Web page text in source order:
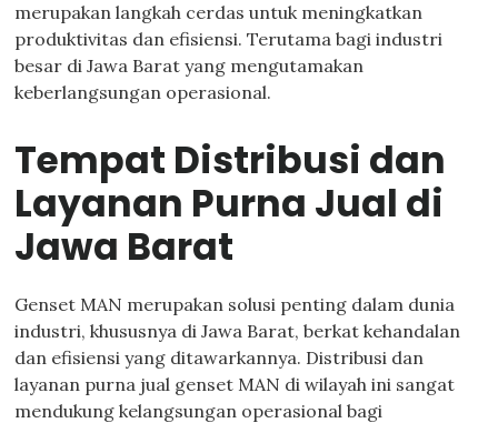
merupakan langkah cerdas untuk meningkatkan
produktivitas dan efisiensi. Terutama bagi industri
besar di Jawa Barat yang mengutamakan
keberlangsungan operasional.
Tempat Distribusi dan
Layanan Purna Jual di
Jawa Barat
Genset MAN merupakan solusi penting dalam dunia
industri, khususnya di Jawa Barat, berkat kehandalan
dan efisiensi yang ditawarkannya. Distribusi dan
layanan purna jual genset MAN di wilayah ini sangat
mendukung kelangsungan operasional bagi